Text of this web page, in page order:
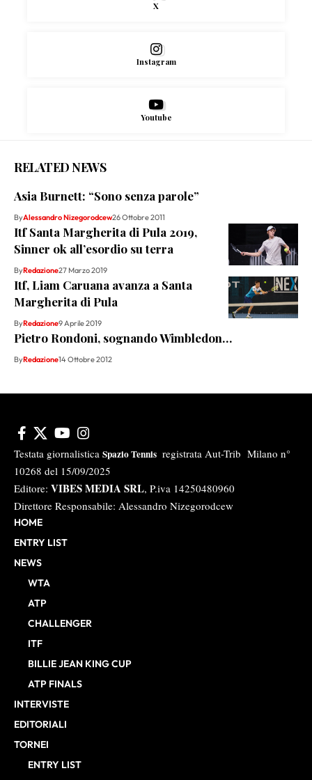
X
Instagram
Youtube
RELATED NEWS
Asia Burnett: “Sono senza parole”
ByAlessandro Nizegorodcew26 Ottobre 2011
Itf Santa Margherita di Pula 2019,
Sinner ok all’esordio su terra
ByRedazione27 Marzo 2019
Itf, Liam Caruana avanza a Santa
Margherita di Pula
ByRedazione9 Aprile 2019
Pietro Rondoni, sognando Wimbledon…
ByRedazione14 Ottobre 2012
Testata giornalistica Spazio Tennis registrata Aut-Trib Milano n°
10268 del 15/09/2025
Editore: VIBES MEDIA SRL, P.iva 14250480960
Direttore Responsabile: Alessandro Nizegorodcew
HOME
ENTRY LIST
NEWS
WTA
ATP
CHALLENGER
ITF
BILLIE JEAN KING CUP
ATP FINALS
INTERVISTE
EDITORIALI
TORNEI
ENTRY LIST